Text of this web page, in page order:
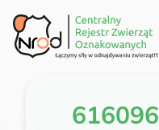
Przejdź
do
treści